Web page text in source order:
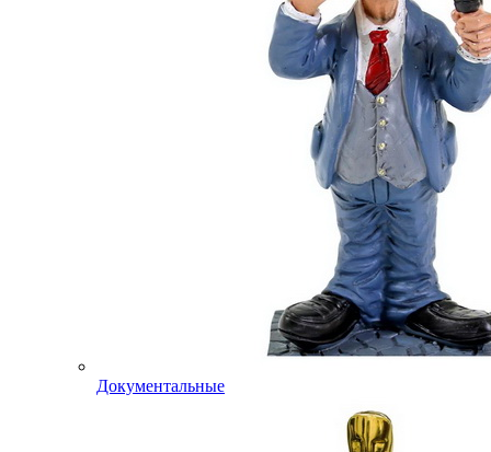
Документальные